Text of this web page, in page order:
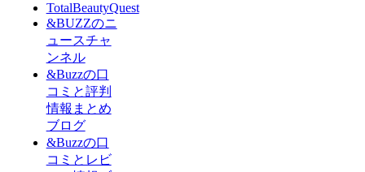
TotalBeautyQuest
&BUZZのニ
ュースチャ
ンネル
&Buzzの口
コミと評判
情報まとめ
ブログ
&Buzzの口
コミとレビ